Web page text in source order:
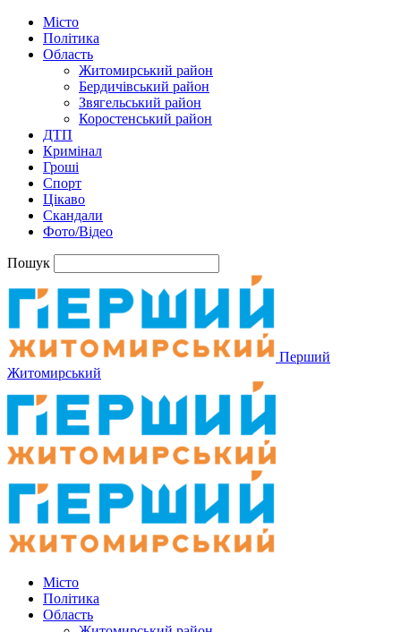
Місто
Політика
Область
Житомирський район
Бердичівський район
Звягельський район
Коростенський район
ДТП
Кримінал
Гроші
Спорт
Цікаво
Скандали
Фото/Відео
Пошук
Перший
Житомирський
Місто
Політика
Область